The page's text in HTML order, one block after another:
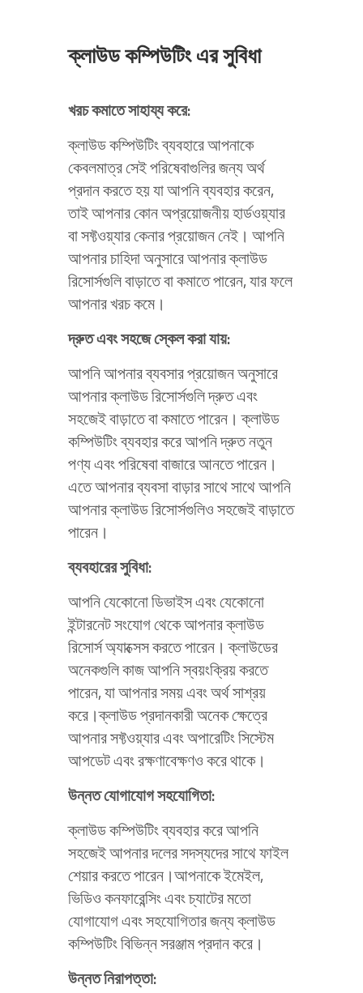
ক্লাউড কম্পিউটিং এর সুবিধা
খরচ কমাতে সাহায্য করে:
ক্লাউড কম্পিউটিং ব্যবহারে আপনাকে
কেবলমাত্র সেই পরিষেবাগুলির জন্য অর্থ
প্রদান করতে হয় যা আপনি ব্যবহার করেন,
তাই আপনার কোন অপ্রয়োজনীয় হার্ডওয়্যার
বা সফ্টওয়্যার কেনার প্রয়োজন নেই। আপনি
আপনার চাহিদা অনুসারে আপনার ক্লাউড
রিসোর্সগুলি বাড়াতে বা কমাতে পারেন, যার ফলে
আপনার খরচ কমে।
দ্রুত এবং সহজে স্কেল করা যায়:
আপনি আপনার ব্যবসার প্রয়োজন অনুসারে
আপনার ক্লাউড রিসোর্সগুলি দ্রুত এবং
সহজেই বাড়াতে বা কমাতে পারেন। ক্লাউড
কম্পিউটিং ব্যবহার করে আপনি দ্রুত নতুন
পণ্য এবং পরিষেবা বাজারে আনতে পারেন।
এতে আপনার ব্যবসা বাড়ার সাথে সাথে আপনি
আপনার ক্লাউড রিসোর্সগুলিও সহজেই বাড়াতে
পারেন।
ব্যবহারের সুবিধা:
আপনি যেকোনো ডিভাইস এবং যেকোনো
ইন্টারনেট সংযোগ থেকে আপনার ক্লাউড
রিসোর্স অ্যাক্সেস করতে পারেন। ক্লাউডের
অনেকগুলি কাজ আপনি স্বয়ংক্রিয় করতে
পারেন, যা আপনার সময় এবং অর্থ সাশ্রয়
করে।ক্লাউড প্রদানকারী অনেক ক্ষেত্রে
আপনার সফ্টওয়্যার এবং অপারেটিং সিস্টেম
আপডেট এবং রক্ষণাবেক্ষণও করে থাকে।
উন্নত যোগাযোগ সহযোগিতা:
ক্লাউড কম্পিউটিং ব্যবহার করে আপনি
সহজেই আপনার দলের সদস্যদের সাথে ফাইল
শেয়ার করতে পারেন।আপনাকে ইমেইল,
ভিডিও কনফারেন্সিং এবং চ্যাটের মতো
যোগাযোগ এবং সহযোগিতার জন্য ক্লাউড
কম্পিউটিং বিভিন্ন সরঞ্জাম প্রদান করে।
উন্নত নিরাপত্তা: